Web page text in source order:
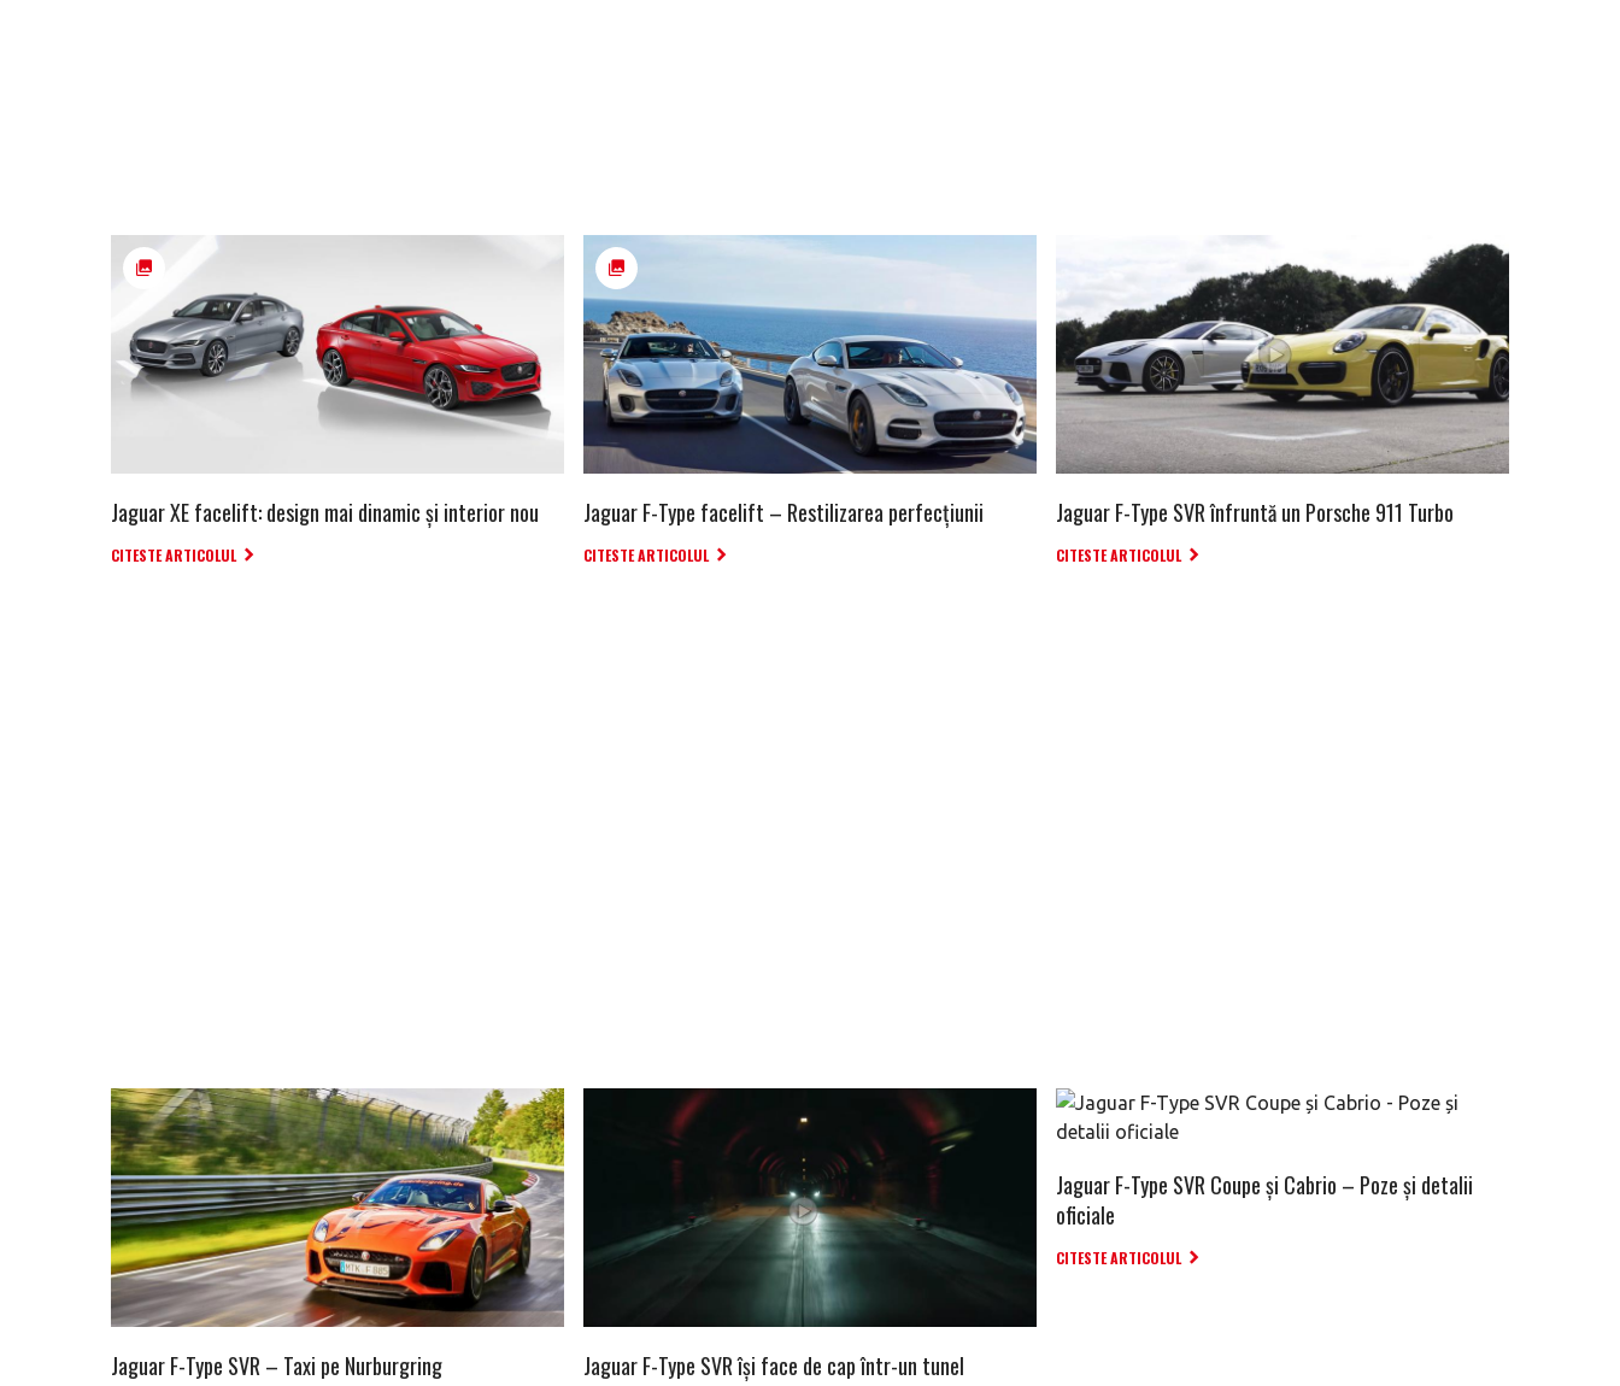
Jaguar XE facelift: design mai dinamic și interior nou
CITESTE ARTICOLUL
Jaguar F-Type facelift – Restilizarea perfecțiunii
CITESTE ARTICOLUL
Jaguar F-Type SVR înfruntă un Porsche 911 Turbo
CITESTE ARTICOLUL
Jaguar F-Type SVR – Taxi pe Nurburgring Jaguar F-Type SVR își face de cap într-un tunel
Jaguar F-Type SVR Coupe și Cabrio – Poze și detalii
oficiale
CITESTE ARTICOLUL